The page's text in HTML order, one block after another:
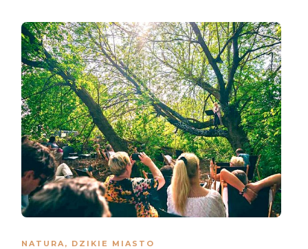
NATURA , DZIKIE MIASTO